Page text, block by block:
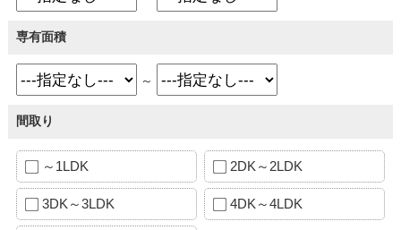
専有面積
～
間取り
～1LDK 2DK～2LDK
3DK～3LDK 4DK～4LDK